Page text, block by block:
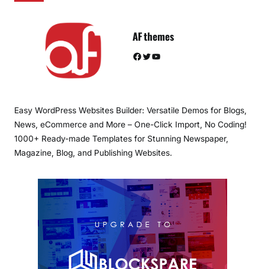
AF themes
Facebook Twitter YouTube
Easy WordPress Websites Builder: Versatile Demos for Blogs,
News, eCommerce and More – One-Click Import, No Coding!
1000+ Ready-made Templates for Stunning Newspaper,
Magazine, Blog, and Publishing Websites.